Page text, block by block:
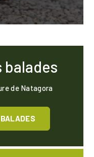
balades
de Natagora